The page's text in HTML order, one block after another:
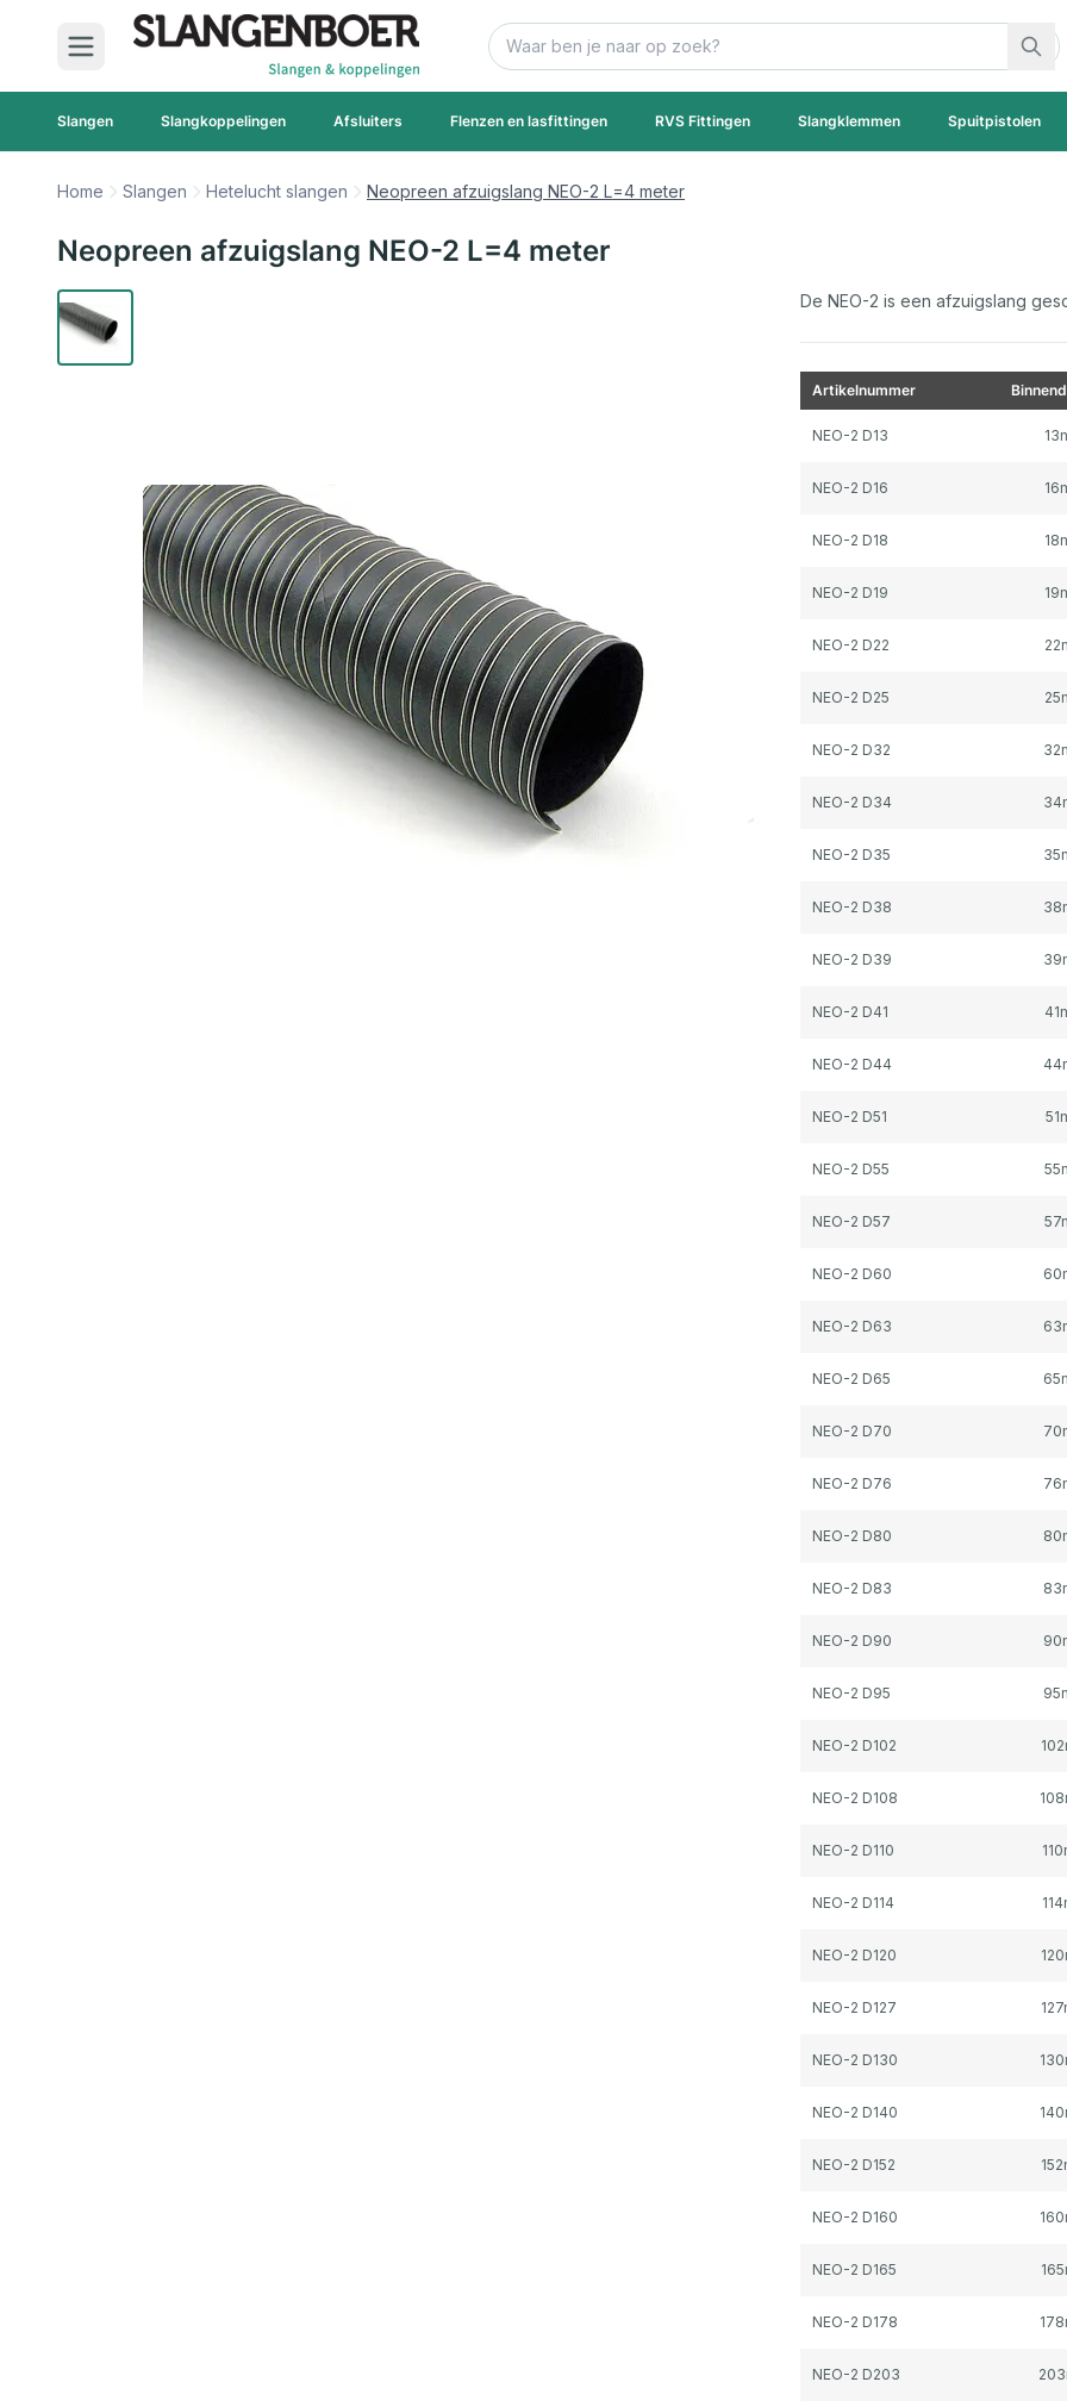
Ga naar de inhoud
Zoek
Slangen Slangkoppelingen Afsluiters Flenzen en lasfittingen RVS Fittingen Slangklemmen Spuitpistolen
Home Slangen Hetelucht slangen Neopreen afzuigslang NEO-2 L=4 meter
Neopreen afzuigslang NEO-2 L=4 meter
De NEO-2 is een afzuigslang
Artikelnummer
NEO-2 D13
NEO-2 D16
NEO-2 D18
NEO-2 D19
NEO-2 D22
NEO-2 D25
NEO-2 D32
NEO-2 D34
NEO-2 D35
NEO-2 D38
NEO-2 D39
NEO-2 D41
NEO-2 D44
NEO-2 D51
NEO-2 D55
NEO-2 D57
NEO-2 D60
NEO-2 D63
NEO-2 D65
NEO-2 D70
NEO-2 D76
NEO-2 D80
NEO-2 D83
NEO-2 D90
NEO-2 D95
NEO-2 D102
NEO-2 D108
NEO-2 D110
NEO-2 D114
NEO-2 D120
NEO-2 D127
NEO-2 D130
NEO-2 D140
NEO-2 D152
NEO-2 D160
NEO-2 D165
NEO-2 D178
NEO-2 D203